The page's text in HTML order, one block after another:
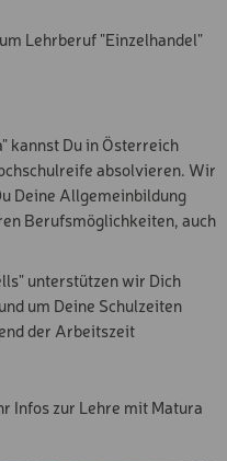
Lehrberuf "Einzelhandel"
kannst Du in Österreich
absolvieren. Wir
Deine Allgemeinbildung
Berufsmöglichkeiten, auch
unterstützen wir Dich
um Deine Schulzeiten
der Arbeitszeit
Infos zur Lehre mit Matura